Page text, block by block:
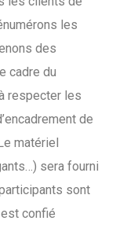
les
des
cadre du
respecter les
de
matériel
sera fourni
sont
confié